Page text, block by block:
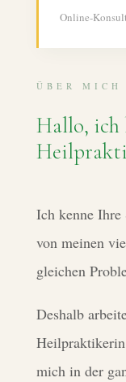
Online-
ÜBER MICH
Hallo, ich
Ich kenne
von meinen
gleichen
Deshalb
mich in der